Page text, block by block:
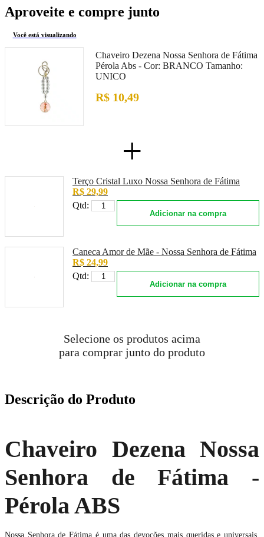
Aproveite e compre junto
Você está visualizando
Chaveiro Dezena Nossa Senhora de Fátima
Pérola Abs - Cor: BRANCO Tamanho:
UNICO
R$ 10,49
+
Terço Cristal Luxo Nossa Senhora de Fátima
R$ 29,99
Qtd:
Adicionar na compra
Caneca Amor de Mãe - Nossa Senhora de Fátima
R$ 24,99
Qtd:
Adicionar na compra
Selecione os produtos acima
para comprar junto do produto
Descrição do Produto
Chaveiro Dezena Nossa
Senhora de Fátima -
Pérola ABS
Nossa Senhora de Fátima é uma das devoções mais queridas e universais,